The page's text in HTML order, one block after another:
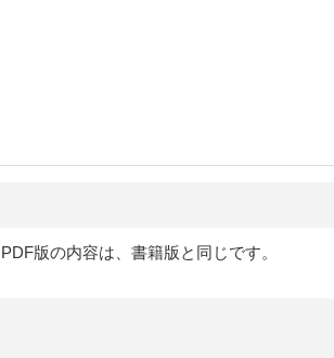
版の内容は、書籍版と同じです。